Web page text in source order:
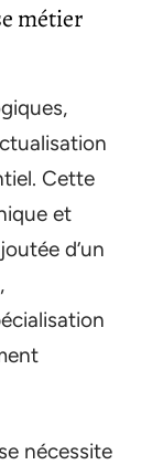
métier
Cette
et
d’un
nécessite